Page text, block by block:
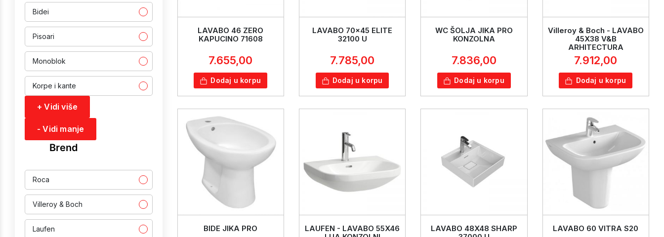
Bidei
Pisoari
Monoblok
Korpe i kante
+ Vidi više
- Vidi manje
Brend
Roca
Villeroy & Boch
Laufen
LAVABO 46 ZERO
KAPUCINO 71608
7.655,00
Dodaj u korpu
LAVABO 70x45 ELITE
32100 U
7.785,00
Dodaj u korpu
WC ŠOLJA JIKA PRO
KONZOLNA
7.836,00
Dodaj u korpu
Villeroy & Boch - LAVABO
45X38 V&B
ARHITECTURA
7.912,00
Dodaj u korpu
BIDE JIKA PRO
LAUFEN - LAVABO 55X46
LAVABO 48X48 SHARP
LAVABO 60 VITRA S20